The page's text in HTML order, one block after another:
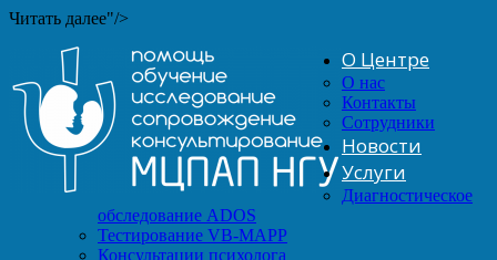
Читать далее"/>
О Центре
О нас
Контакты
Сотрудники
Новости
Услуги
Диагностическое
обследование ADOS
Тестирование VB-MAPP
Консультации психолога